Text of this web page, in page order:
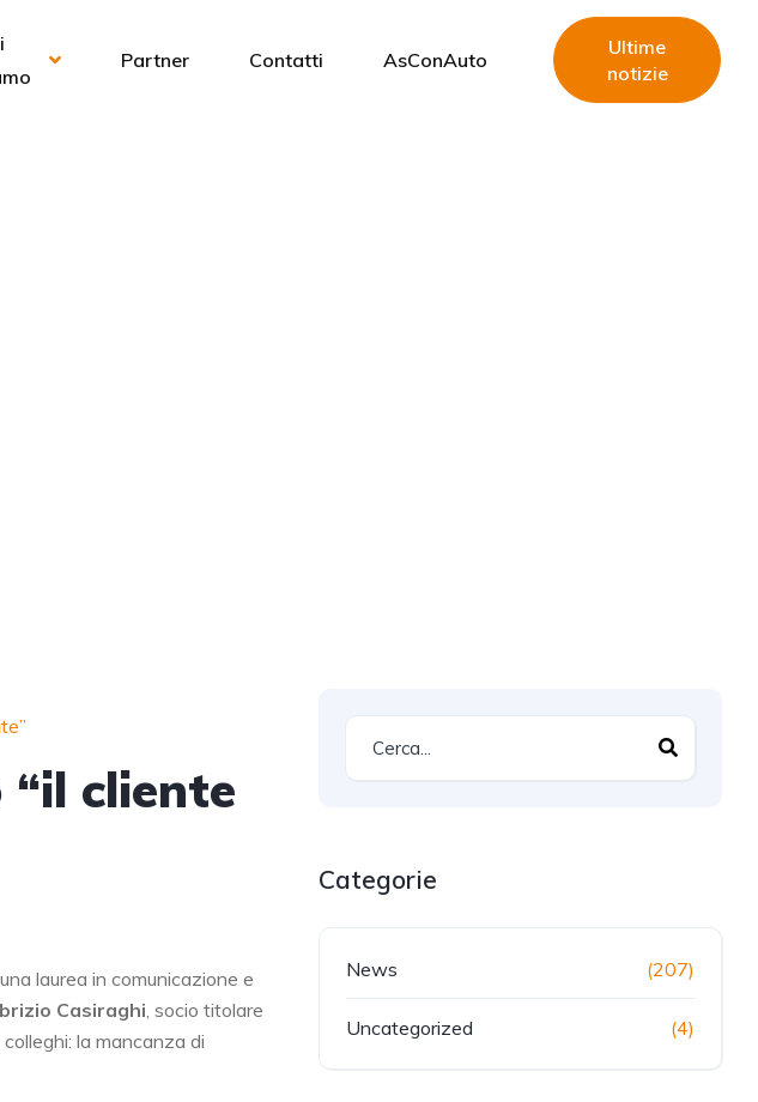
Partner Contatti AsConAuto
Ultime
notizie
cliente
laurea in comunicazione e
Casiraghi, socio titolare
la mancanza di
Categorie
News (207)
Uncategorized (4)